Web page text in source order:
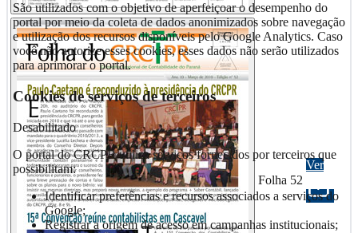
Folha 52
Ver
São utilizados com o objetivo de aperfeiçoar o desempenho do
portal por meio da coleta de dados anonimizados sobre navegação
e utilização dos recursos disponíveis pelo Google Analytics. Caso
você não autorize esses cookies, esses dados não serão utilizados
para aprimorar o portal.
Cookies de serviços de terceiros
Desabilitado
O portal do CRCPR utiliza serviços fornecidos por terceiros que
possibilitam:
Identificar preferências e recursos associados a serviços do
Google;
Registrar a origem de acesso em campanhas institucionais;